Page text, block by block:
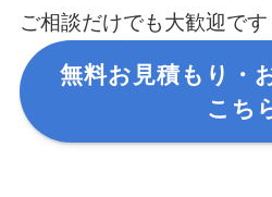
ご相談だけでも大歓迎です
無料お見積もり・
こち